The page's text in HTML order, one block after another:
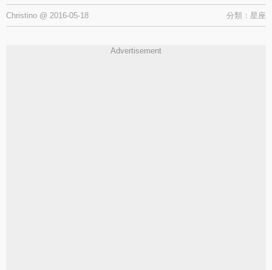
分類： 星座
Christino @ 2016-05-18
Advertisement